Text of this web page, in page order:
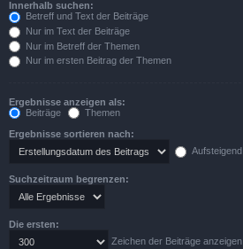
Innerhalb suchen:
Betreff und Text der Beiträge
Nur im Text der Beiträge
Nur im Betreff der Themen
Nur im ersten Beitrag der Themen
Ergebnisse anzeigen als:
Beiträge
Themen
Ergebnisse sortieren nach:
Aufsteigend
Suchzeitraum begrenzen:
Die ersten:
Zeichen der Beiträge anzeigen